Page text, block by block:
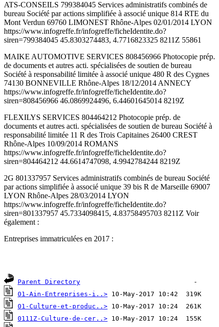
ATS-CONSEILS 799384045 Services administratifs combinés de
bureau Société par actions simplifiée à associé unique 814 RTE du
Mont Verdun 69760 LIMONEST Rhône-Alpes 02/01/2014 LYON
https://www.infogreffe.fr/infogreffe/ficheIdentite.do?
siren=799384045 45.8303274483, 4.7716823325 8211Z 55861
MAIKE AUTOMOTIVE SERVICES 808456966 Photocopie prép.
de documents et autres acti. spécialisées de soutien de bureau
Société à responsabilité limitée à associé unique 480 R des Cygnes
74130 BONNEVILLE Rhône-Alpes 18/12/2014 ANNECY
https://www.infogreffe.fr/infogreffe/ficheIdentite.do?
siren=808456966 46.0869924496, 6.44601645014 8219Z
FLEXILYS SERVICES 804464212 Photocopie prép. de
documents et autres acti. spécialisées de soutien de bureau Société à
responsabilité limitée 11 R des Trois Capitaines 26400 CREST
Rhône-Alpes 10/09/2014 ROMANS
https://www.infogreffe.fr/infogreffe/ficheIdentite.do?
siren=804464212 44.6614747098, 4.9942784244 8219Z
2G 801337957 Services administratifs combinés de bureau Société
par actions simplifiée à associé unique 39 bis R de Marseille 69007
LYON Rhône-Alpes 28/03/2014 LYON
https://www.infogreffe.fr/infogreffe/ficheIdentite.do?
siren=801337957 45.7334098415, 4.83758495703 8211Z Voir
également :
Entreprises immatriculées en 2017 :
Parent Directory
01-Ain-Entreprises-i..>
01-Culture-et-produc..>
0111Z-Culture-de-cer..>